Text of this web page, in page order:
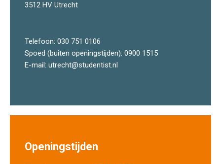
3512 HV Utrecht
Telefoon: 030 751 0106
Spoed (buiten openingstijden): 0900 1515
E-mail: utrecht@studentist.nl
Openingstijden